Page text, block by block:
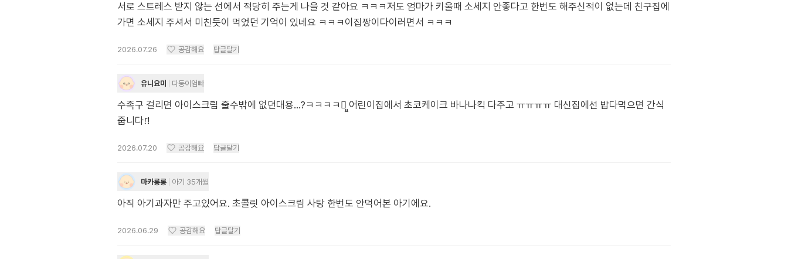
서로 스트레스 받지 않는 선에서 적당히 주는게 나을 것 같아요 ㅋㅋㅋ저도 엄마가 키울때 소세지 안좋다고 한번도 해주신적이 없는데 친구집에
가면 소세지 주셔서 미친듯이 먹었던 기억이 있네요 ㅋㅋㅋ이집짱이다이러면서 ㅋㅋㅋ
2026.07.26 공감해요 답글달기
유니요미 다둥이엄빠
수족구 걸리면 아이스크림 줄수밖에 없던대용...?ㅋㅋㅋㅋㅋ͈̫ 어린이집에서 초코케이크 바나나킥 다주고 ㅠㅠㅠㅠ 대신집에선 밥다먹으면 간식
줍니다!̈!
2026.07.20 공감해요 답글달기
마카롱롱 아기 35개월
아직 아기과자만 주고있어요. 초콜릿 아이스크림 사탕 한번도 안먹어본 아기에요.
2026.06.29 공감해요 답글달기